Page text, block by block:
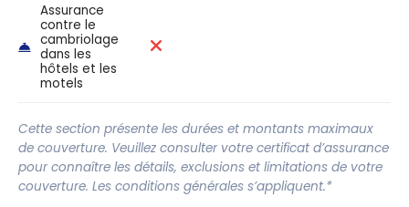
Assurance
contre le
cambriolage
dans les
hôtels et les
motels
Cette section présente les durées et montants maximaux
de couverture. Veuillez consulter votre certificat d’assurance
pour connaître les détails, exclusions et limitations de votre
couverture. Les conditions générales s’appliquent.*